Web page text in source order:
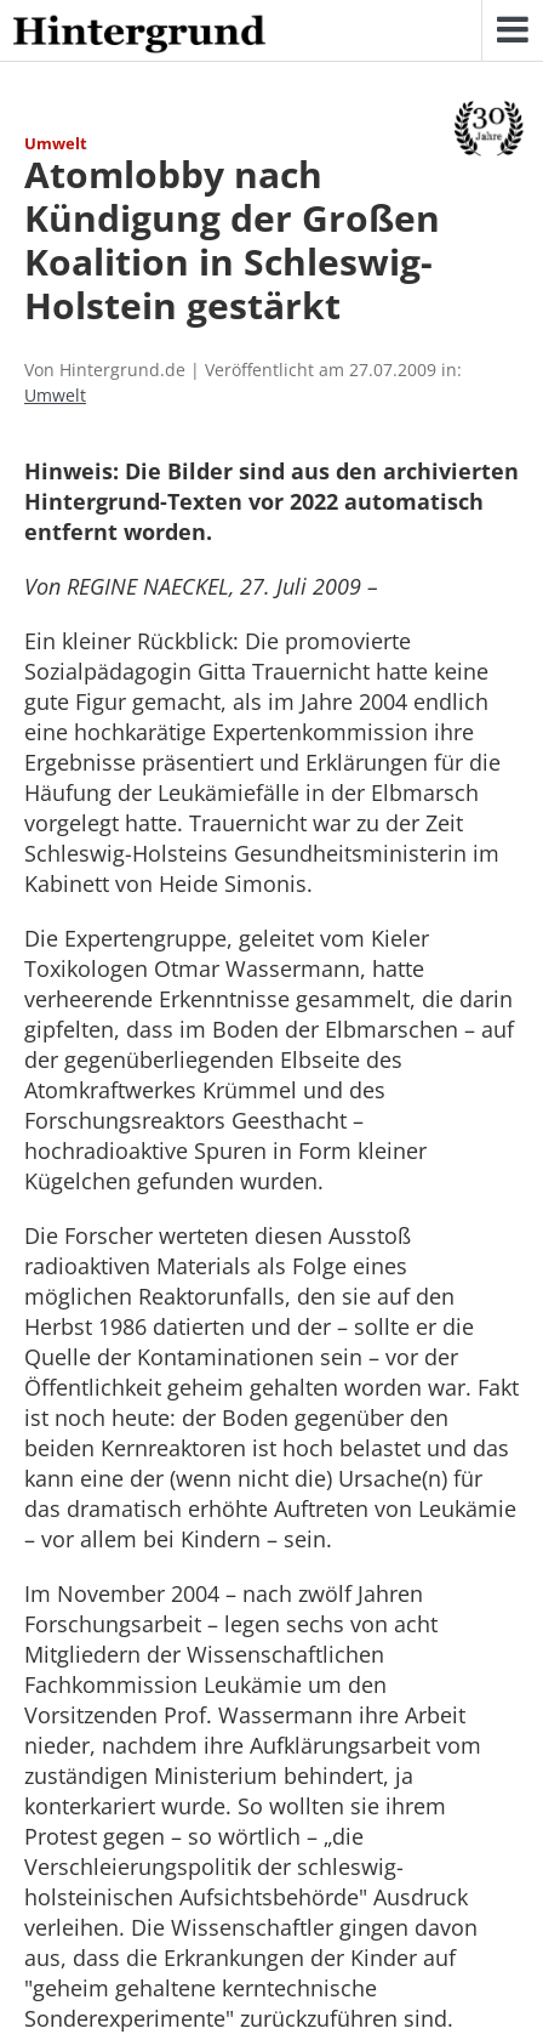
Skip
to
content
Umwelt
Atomlobby nach
Kündigung der Großen
Koalition in Schleswig-
Holstein gestärkt
Von Hintergrund.de | Veröffentlicht am 27.07.2009 in:
Umwelt
Hinweis: Die Bilder sind aus den archivierten
Hintergrund-Texten vor 2022 automatisch
entfernt worden.
Von REGINE NAECKEL, 27. Juli 2009 –
Ein kleiner Rückblick: Die promovierte
Sozialpädagogin Gitta Trauernicht hatte keine
gute Figur gemacht, als im Jahre 2004 endlich
eine hochkarätige Expertenkommission ihre
Ergebnisse präsentiert und Erklärungen für die
Häufung der Leukämiefälle in der Elbmarsch
vorgelegt hatte. Trauernicht war zu der Zeit
Schleswig-Holsteins Gesundheitsministerin im
Kabinett von Heide Simonis.
Die Expertengruppe, geleitet vom Kieler
Toxikologen Otmar Wassermann, hatte
verheerende Erkenntnisse gesammelt, die darin
gipfelten, dass im Boden der Elbmarschen – auf
der gegenüberliegenden Elbseite des
Atomkraftwerkes Krümmel und des
Forschungsreaktors Geesthacht –
hochradioaktive Spuren in Form kleiner
Kügelchen gefunden wurden.
Die Forscher werteten diesen Ausstoß
radioaktiven Materials als Folge eines
möglichen Reaktorunfalls, den sie auf den
Herbst 1986 datierten und der – sollte er die
Quelle der Kontaminationen sein – vor der
Öffentlichkeit geheim gehalten worden war. Fakt
ist noch heute: der Boden gegenüber den
beiden Kernreaktoren ist hoch belastet und das
kann eine der (wenn nicht die) Ursache(n) für
das dramatisch erhöhte Auftreten von Leukämie
– vor allem bei Kindern – sein.
Im November 2004 – nach zwölf Jahren
Forschungsarbeit – legen sechs von acht
Mitgliedern der Wissenschaftlichen
Fachkommission Leukämie um den
Vorsitzenden Prof. Wassermann ihre Arbeit
nieder, nachdem ihre Aufklärungsarbeit vom
zuständigen Ministerium behindert, ja
konterkariert wurde. So wollten sie ihrem
Protest gegen – so wörtlich – „die
Verschleierungspolitik der schleswig-
holsteinischen Aufsichtsbehörde" Ausdruck
verleihen. Die Wissenschaftler gingen davon
aus, dass die Erkrankungen der Kinder auf
"geheim gehaltene kerntechnische
Sonderexperimente" zurückzuführen sind.